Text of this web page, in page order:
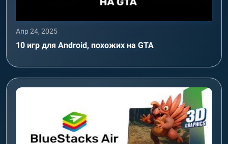
Апр 24, 2025
10 игр для Android, похожих на GTA